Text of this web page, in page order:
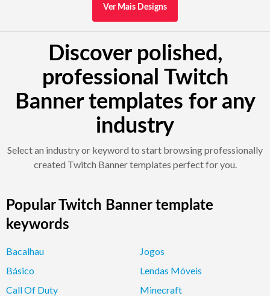
Ver Mais Designs
Discover polished,
professional Twitch
Banner templates for any
industry
Select an industry or keyword to start browsing professionally
created Twitch Banner templates perfect for you.
Popular Twitch Banner template
keywords
Bacalhau
Básico
Call Of Duty
Jogos
Lendas Móveis
Minecraft